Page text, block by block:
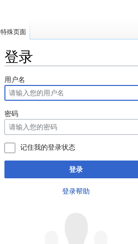
登录
用户名
密码
记住我的登录状态
登录
登录帮助
特殊页面